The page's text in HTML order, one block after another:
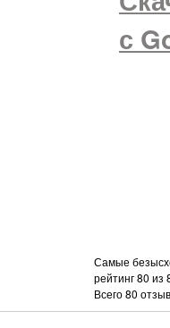
с
Самые
рейтинг80 из
Всего80